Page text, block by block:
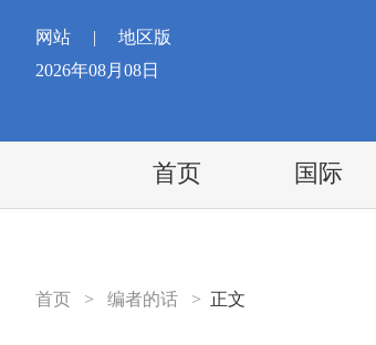
网站 |
地区版
2026年08月08日
首页 国际
首页 > 编者的话 > 正文